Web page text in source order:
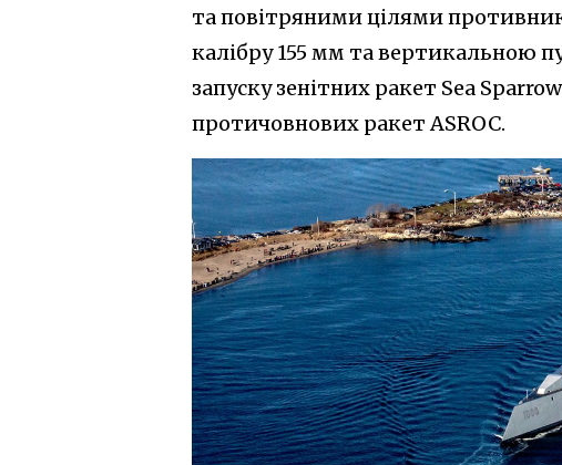
та повітряними цілями
калібру 155 мм та вертикальною
запуску зенітних ракет Sea
протичовнових ракет ASROC.